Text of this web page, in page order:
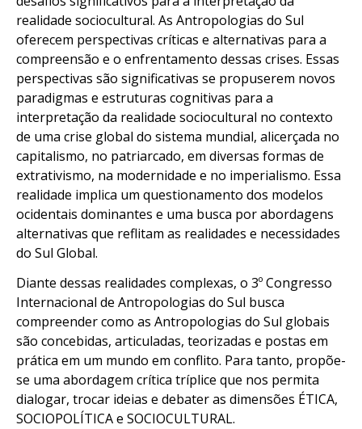
realidade sociocultural. As Antropologias do Sul
oferecem perspectivas críticas e alternativas para a
compreensão e o enfrentamento dessas crises. Essas
perspectivas são significativas se propuserem novos
paradigmas e estruturas cognitivas para a
interpretação da realidade sociocultural no contexto
de uma crise global do sistema mundial, alicerçada no
capitalismo, no patriarcado, em diversas formas de
extrativismo, na modernidade e no imperialismo. Essa
realidade implica um questionamento dos modelos
ocidentais dominantes e uma busca por abordagens
alternativas que reflitam as realidades e necessidades
do Sul Global.
Diante dessas realidades complexas, o 3º Congresso
Internacional de Antropologias do Sul busca
compreender como as Antropologias do Sul globais
são concebidas, articuladas, teorizadas e postas em
prática em um mundo em conflito. Para tanto, propõe-
se uma abordagem crítica tríplice que nos permita
dialogar, trocar ideias e debater as dimensões ÉTICA,
SOCIOPOLÍTICA e SOCIOCULTURAL.